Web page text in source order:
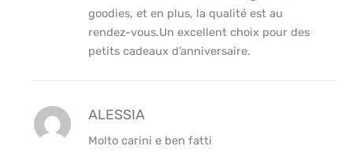
goodies, et en plus, la qualité est au
rendez-vous.Un excellent choix pour des
petits cadeaux d’anniversaire.
ALESSIA
Molto carini e ben fatti